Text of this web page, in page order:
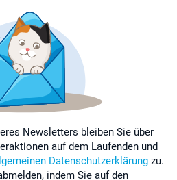
Newsletters bleiben Sie über
auf dem Laufenden und
Datenschutzerklärung zu.
indem Sie auf den